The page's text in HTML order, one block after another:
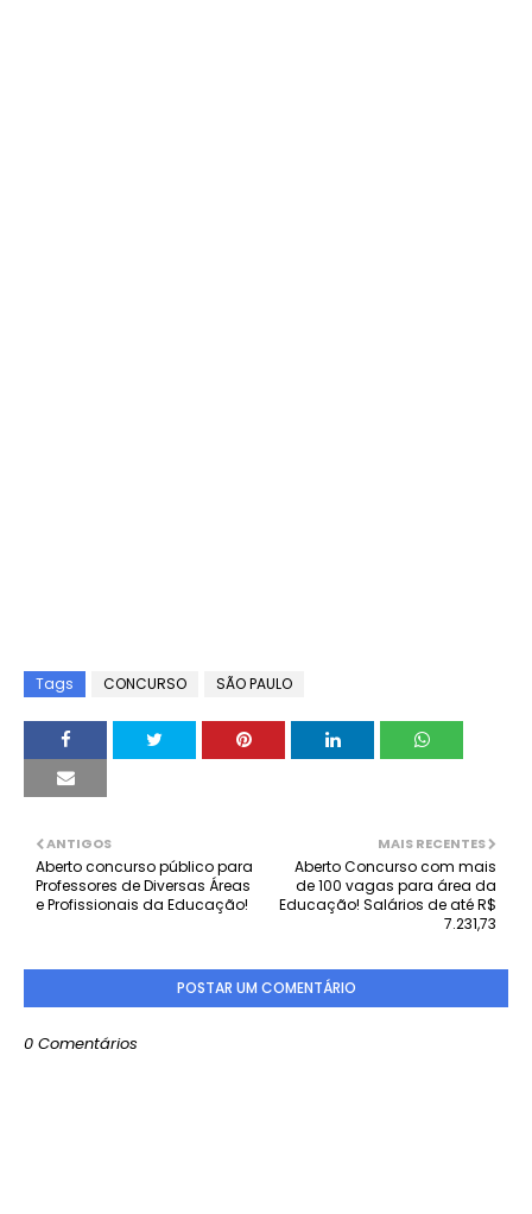
Tags CONCURSO SÃO PAULO
MAIS RECENTES
Aberto Concurso com mais
de 100 vagas para área da
Educação! Salários de até R$
7.231,73
ANTIGOS
Aberto concurso público para
Professores de Diversas Áreas
e Profissionais da Educação!
POSTAR UM COMENTÁRIO
0 Comentários